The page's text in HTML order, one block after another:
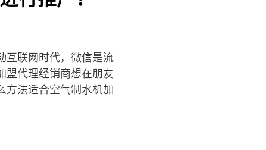
互联网时代，微信是流
盟代理经销商想在朋友
方法适合空气制水机加